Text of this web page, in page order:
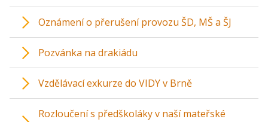
Oznámení o přerušení provozu ŠD, MŠ a ŠJ
Pozvánka na drakiádu
Vzdělávací exkurze do VIDY v Brně
Rozloučení s předškoláky v naší mateřské